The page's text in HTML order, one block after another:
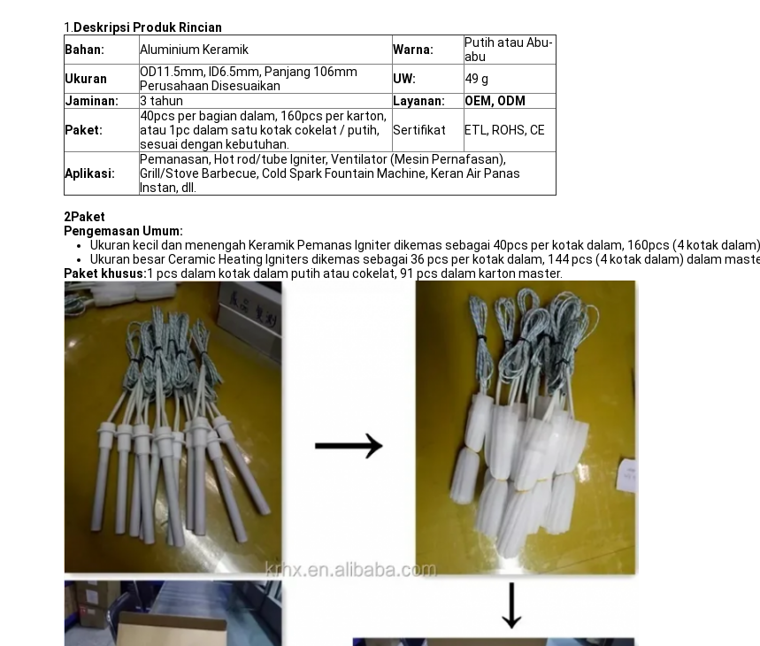
1. Deskripsi Produk Rincian
Bahan:
Aluminium Keramik Warna:
Putih atau Abu-
abu
Ukuran
OD11.5mm, ID6.5mm, Panjang 106mm
Perusahaan Disesuaikan
UW:
49 g
Jaminan:
3 tahun Layanan: OEM, ODM
Paket:
40pcs per bagian dalam, 160pcs per karton,
atau 1pc dalam satu kotak cokelat / putih,
sesuai dengan kebutuhan.
Sertifikat ETL, ROHS, CE
Aplikasi:
Pemanasan, Hot rod/tube Igniter, Ventilator (Mesin Pernafasan),
Grill/Stove Barbecue, Cold Spark Fountain Machine, Keran Air Panas
Instan, dll.
2Paket
Pengemasan Umum:
Ukuran kecil dan menengah Keramik Pemanas Igniter dikemas sebagai 40pcs per kotak dalam, 160pcs (4 kotak
Ukuran besar Ceramic Heating Igniters dikemas sebagai 36 pcs per kotak dalam, 144 pcs (4 kotak dalam) dalam
Paket khusus:1 pcs dalam kotak dalam putih atau cokelat, 91 pcs dalam karton master.